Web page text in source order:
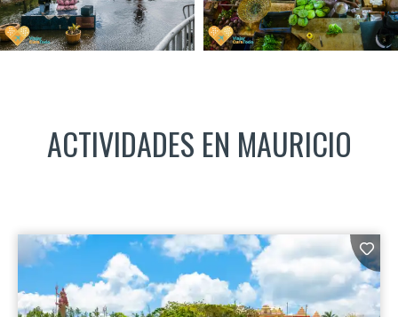
ACTIVIDADES EN MAURICIO